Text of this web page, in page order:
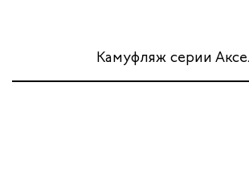
Камуфляж серии